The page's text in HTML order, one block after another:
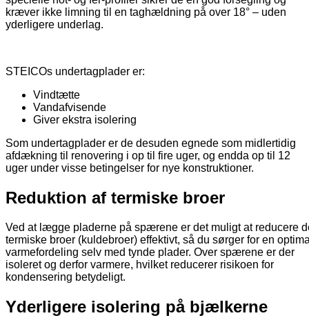
kræver ikke limning til en taghældning på over 18° – uden
yderligere underlag.
STEICOs undertagplader er:
Vindtætte
Vandafvisende
Giver ekstra isolering
Som undertagplader er de desuden egnede som midlertidig
afdækning til renovering i op til fire uger, og endda op til 12
uger under visse betingelser for nye konstruktioner.
Reduktion af termiske broer
Ved at lægge pladerne på spærene er det muligt at reducere
termiske broer (kuldebroer) effektivt, så du sørger for en
varmefordeling selv med tynde plader. Over spærene er der
isoleret og derfor varmere, hvilket reducerer risikoen for
kondensering betydeligt.
Yderligere isolering på bjælkerne